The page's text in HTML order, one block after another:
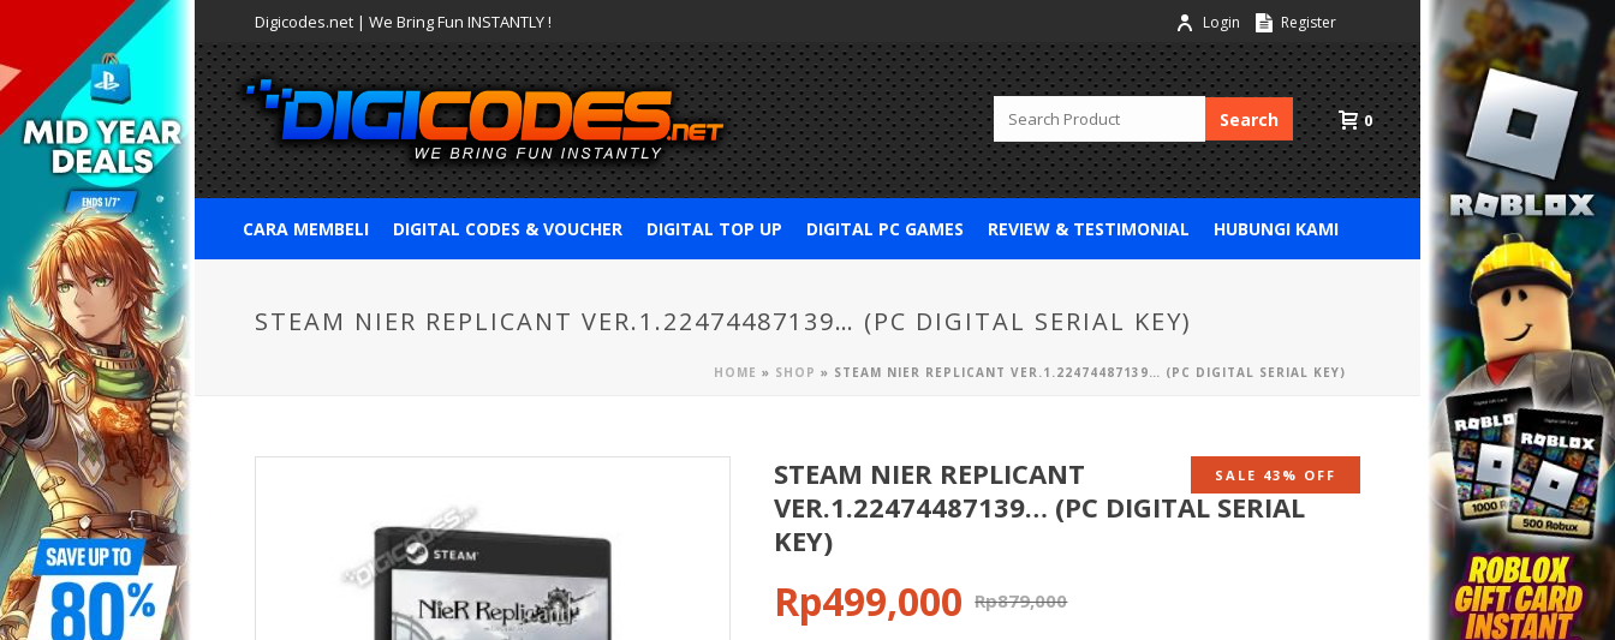
Digicodes.net | We Bring Fun INSTANTLY ! Login Register
Search 0
CARA MEMBELI DIGITAL CODES & VOUCHER DIGITAL TOP UP DIGITAL PC GAMES REVIEW & TESTIMONIAL HUBUNGI KAMI
STEAM NIER REPLICANT VER.1.22474487139… (PC DIGITAL SERIAL KEY)
HOME » SHOP » STEAM NIER REPLICANT VER.1.22474487139… (PC DIGITAL SERIAL KEY)
SALE 43% OFF
STEAM NIER REPLICANT
VER.1.22474487139… (PC DIGITAL SERIAL
KEY)
Rp879,000
Rp499,000